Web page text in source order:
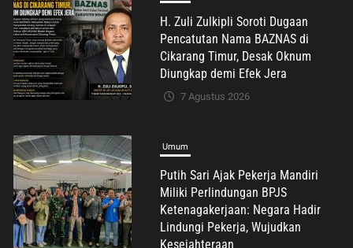
Putih Sari Ajak Pekerja Mandiri
Miliki Perlindungan BPJS
Ketenagakerjaan: Negara Hadir
Lindungi Pekerja, Wujudkan
Kesejahteraan
Umum
Diduga Ada Oknum Mencatut Nama
BAZNAS di Cikarang Timur, Warga
Miskin Disebut Diminta Uang
dengan Dalih Biaya Operasional